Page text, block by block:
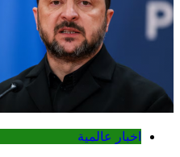
اخبار عالمية